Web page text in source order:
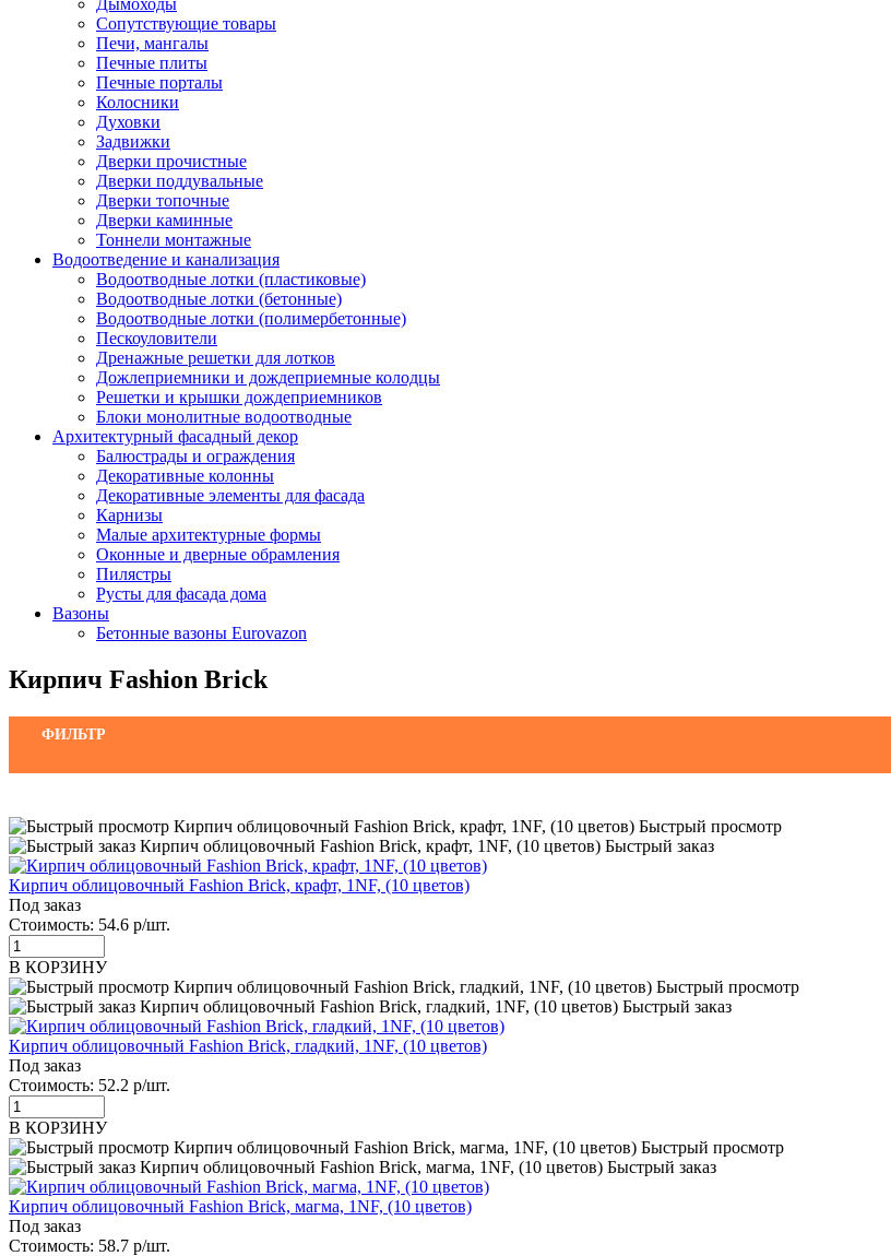
Дымоходы
Сопутствующие товары
Печи, мангалы
Печные плиты
Печные порталы
Колосники
Духовки
Задвижки
Дверки прочистные
Дверки поддувальные
Дверки топочные
Дверки каминные
Тоннели монтажные
Водоотведение и канализация
Водоотводные лотки (пластиковые)
Водоотводные лотки (бетонные)
Водоотводные лотки (полимербетонные)
Пескоуловители
Дренажные решетки для лотков
Дожлеприемники и дождеприемные колодцы
Решетки и крышки дождеприемников
Блоки монолитные водоотводные
Архитектурный фасадный декор
Балюстрады и ограждения
Декоративные колонны
Декоративные элементы для фасада
Карнизы
Малые архитектурные формы
Оконные и дверные обрамления
Пилястры
Русты для фасада дома
Вазоны
Бетонные вазоны Eurovazon
Кирпич Fashion Brick
ФИЛЬТР
Быстрый просмотр
Быстрый заказ
Кирпич облицовочный Fashion Brick, крафт, 1NF, (10 цветов)
Под заказ
Стоимость: 54.6 р/шт.
В КОРЗИНУ
Быстрый просмотр
Быстрый заказ
Кирпич облицовочный Fashion Brick, гладкий, 1NF, (10 цветов)
Под заказ
Стоимость: 52.2 р/шт.
В КОРЗИНУ
Быстрый просмотр
Быстрый заказ
Кирпич облицовочный Fashion Brick, магма, 1NF, (10 цветов)
Под заказ
Стоимость: 58.7 р/шт.